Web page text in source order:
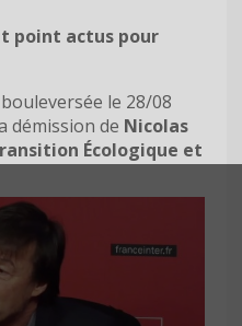
point actus pour
le 28/08
démission de Nicolas
Écologique et